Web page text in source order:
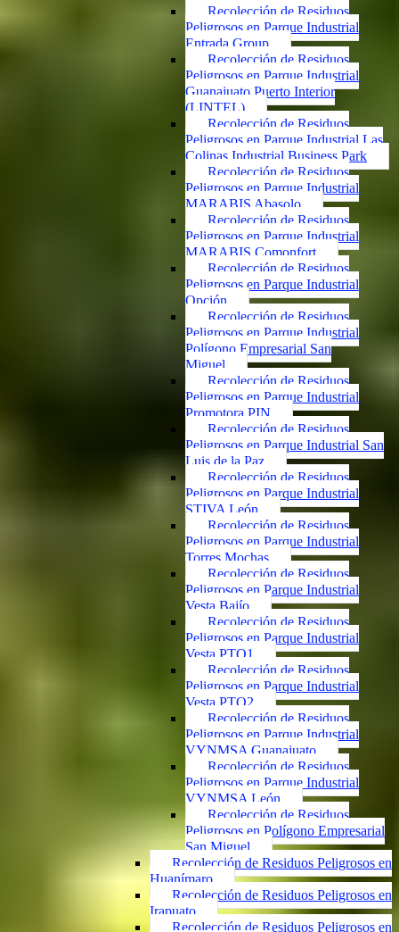
Recolección de Residuos
Peligrosos en Parque Industrial
Entrada Group
Recolección de Residuos
Peligrosos en Parque Industrial
Guanajuato Puerto Interior
(LINTEL)
Recolección de Residuos
Peligrosos en Parque Industrial Las
Colinas Industrial Business Park
Recolección de Residuos
Peligrosos en Parque Industrial
MARABIS Abasolo
Recolección de Residuos
Peligrosos en Parque Industrial
MARABIS Comonfort
Recolección de Residuos
Peligrosos en Parque Industrial
Opción
Recolección de Residuos
Peligrosos en Parque Industrial
Polígono Empresarial San
Miguel
Recolección de Residuos
Peligrosos en Parque Industrial
Promotora PIN
Recolección de Residuos
Peligrosos en Parque Industrial San
Luis de la Paz
Recolección de Residuos
Peligrosos en Parque Industrial
STIVA León
Recolección de Residuos
Peligrosos en Parque Industrial
Torres Mochas
Recolección de Residuos
Peligrosos en Parque Industrial
Vesta Bajío
Recolección de Residuos
Peligrosos en Parque Industrial
Vesta PTO1
Recolección de Residuos
Peligrosos en Parque Industrial
Vesta PTO2
Recolección de Residuos
Peligrosos en Parque Industrial
VYNMSA Guanajuato
Recolección de Residuos
Peligrosos en Parque Industrial
VYNMSA León
Recolección de Residuos
Peligrosos en Polígono Empresarial
San Miguel
Recolección de Residuos Peligrosos en
Huanímaro
Recolección de Residuos Peligrosos en
Irapuato
Recolección de Residuos Peligrosos en